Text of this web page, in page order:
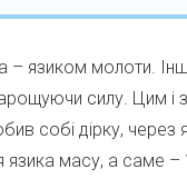
язиком молоти.
силу. Цим
собі дірку,
масу, а саме